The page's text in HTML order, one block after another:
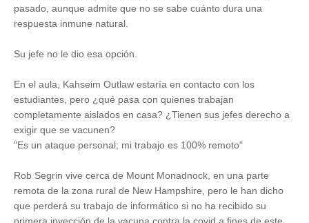
pasado, aunque admite que no se sabe cuánto dura una
respuesta inmune natural.
Su jefe no le dio esa opción.
En el aula, Kahseim Outlaw estaría en contacto con los
estudiantes, pero ¿qué pasa con quienes trabajan
completamente aislados en casa? ¿Tienen sus jefes derecho a
exigir que se vacunen?
"Es un ataque personal; mi trabajo es 100% remoto"
Rob Segrin vive cerca de Mount Monadnock, en una parte
remota de la zona rural de New Hampshire, pero le han dicho
que perderá su trabajo de informático si no ha recibido su